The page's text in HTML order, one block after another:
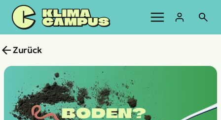
Zum
Inhalt
springen
Zurück